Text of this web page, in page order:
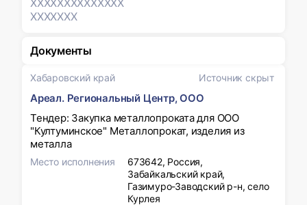
Хабаровский край Источник скрыт
Ареал. Региональный Центр, ООО
Тендер: Закупка металлопроката для ООО
"Култуминское" Металлопрокат, изделия из
металла
Место исполнения
673642, Россия,
Забайкальский край,
Газимуро-Заводский р-н, село
Курлея
XXXXXXXXXXXXXX
XXXXXXX
Документы